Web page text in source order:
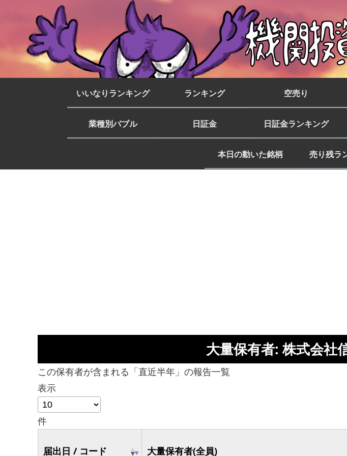
いいなりランキング ランキング 空売り
業種別バブル 日証金 日証金ランキング
本日の動いた銘柄 売り残ラ
大量保有者: 株式会社
この保有者が含まれる「直近半年」の報告一覧
表示
件
届出日 / コード 大量保有者(全員)